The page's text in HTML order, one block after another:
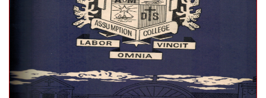
ปีที่พิมพ์:
จำนวนหน้า:
ภาษา: